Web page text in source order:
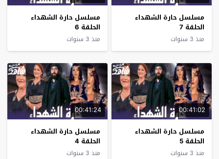
مسلسل حارة الشهداء
الحلقة 7
منذ 3 سنوات
مسلسل حارة الشهداء
الحلقة 6
منذ 3 سنوات
00:41:02
مسلسل حارة الشهداء
الحلقة 5
منذ 3 سنوات
00:41:24
مسلسل حارة الشهداء
الحلقة 4
منذ 3 سنوات